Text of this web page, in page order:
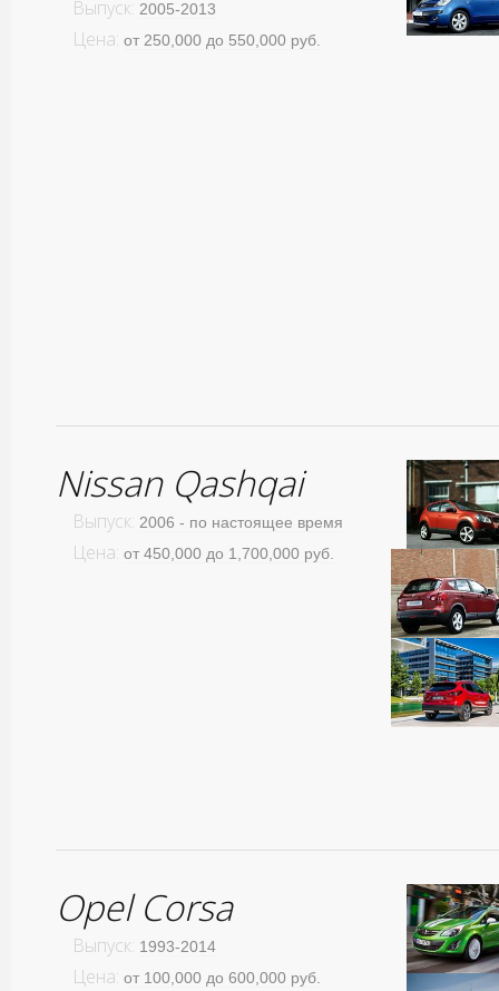
Выпуск: 2005-2013
Цена: от 250,000 до 550,000 руб.
Nissan Qashqai
Выпуск: 2006 - по настоящее время
Цена: от 450,000 до 1,700,000 руб.
Opel Corsa
Выпуск: 1993-2014
Цена: от 100,000 до 600,000 руб.